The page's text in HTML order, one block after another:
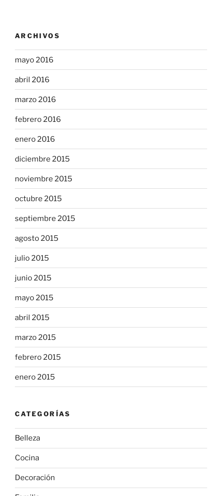
ARCHIVOS
mayo 2016
abril 2016
marzo 2016
febrero 2016
enero 2016
diciembre 2015
noviembre 2015
octubre 2015
septiembre 2015
agosto 2015
julio 2015
junio 2015
mayo 2015
abril 2015
marzo 2015
febrero 2015
enero 2015
CATEGORÍAS
Belleza
Cocina
Decoración